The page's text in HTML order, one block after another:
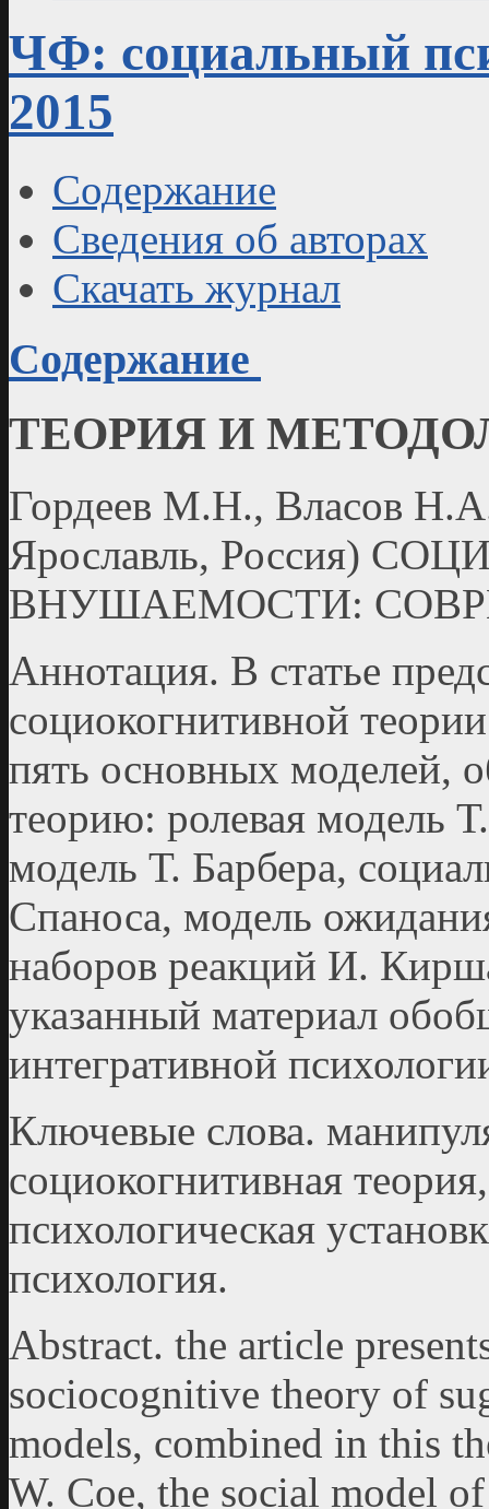
ЧФ: социальный
2015
Содержание
Сведения об авторах
Скачать журнал
Содержание
ТЕОРИЯ И
Гордеев М.Н., Власов
Ярославль, Россия)
ВНУШАЕМОСТИ:
Аннотация. В статье
социокогнитивной
пять основных моделей,
теорию: ролевая модель
модель Т. Барбера,
Спаноса, модель
наборов реакций И.
указанный материал
интегративной
Ключевые слова.
социокогнитивная
психологическая
психология.
Abstract. the article
sociocognitive theory of
models, combined in this
W. Coe, the social model